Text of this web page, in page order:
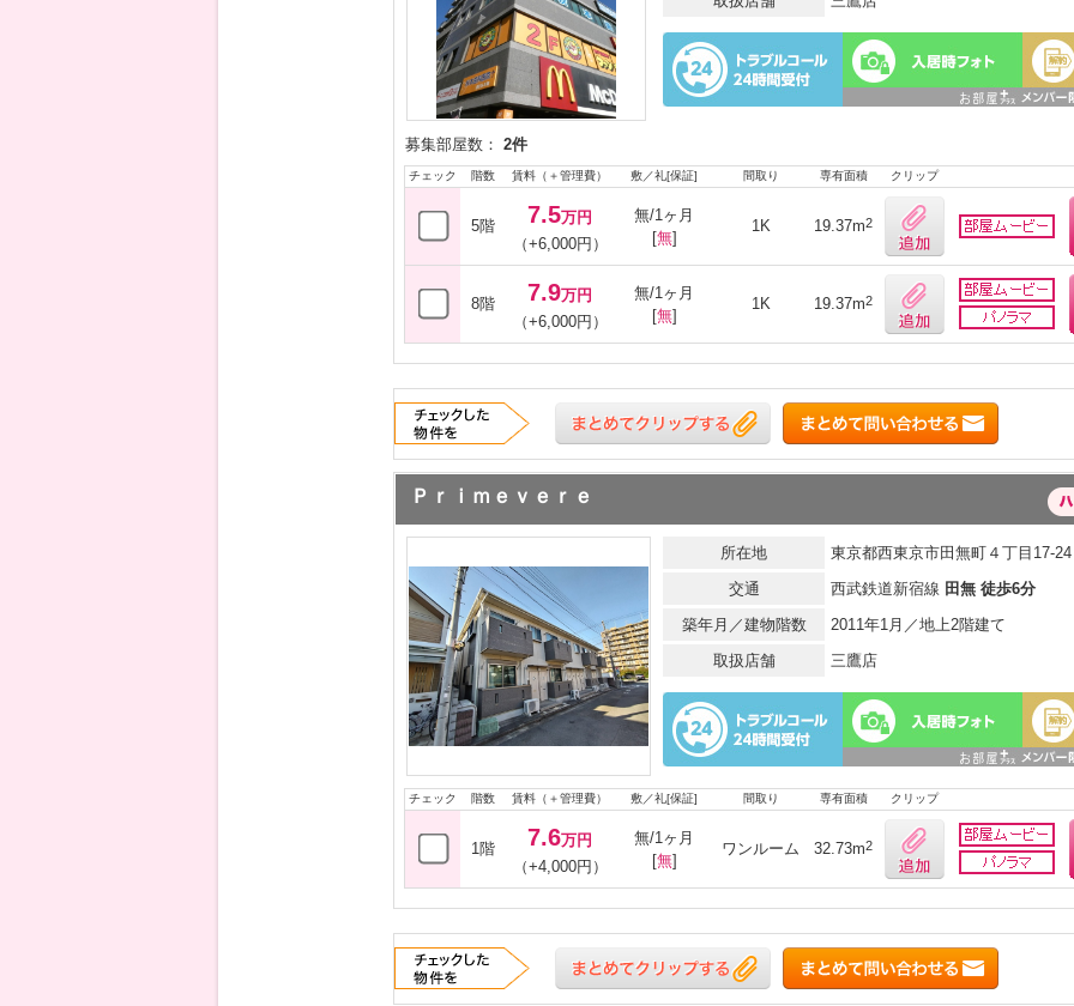
募集部屋数： 2件
チェック 階数 賃料（＋管理費） 敷／礼[保証] 間取り 専有面積 クリップ
5階 7.5万円
（+6,000円）
無/1ヶ月
[無]
1K 19.37m2
8階 7.9万円
（+6,000円）
無/1ヶ月
[無]
1K 19.37m2
Ｐｒｉｍｅｖｅｒｅ
所在地
東京都西東京市田無町４丁目17-24
交通
西武鉄道新宿線 田無 徒歩6分
築年月／建物階数
2011年1月／地上2階建て
取扱店舗
三鷹店
チェック 階数 賃料（＋管理費） 敷／礼[保証] 間取り 専有面積 クリップ
1階 7.6万円
（+4,000円）
無/1ヶ月
[無]
ワンルーム 32.73m2